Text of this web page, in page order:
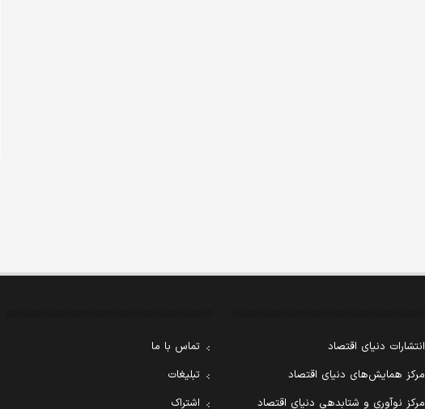
انتشارات دنیای اقتصاد
مرکز همایش‌های دنیای اقتصاد
مرکز نوآوری و شتابدهی دنیای اقتصاد
تماس با ما
تبلیغات
اشتراک